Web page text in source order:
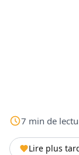
7 min de
Lire plus